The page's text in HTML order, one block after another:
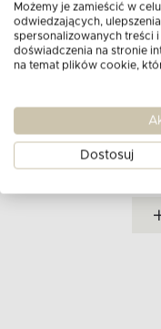
Aktualnie nie
Możemy je zamieścić w
odwiedzających,
spersonalizowanych treści
doświadczenia na stronie
na temat plików cookie,
Dostosuj